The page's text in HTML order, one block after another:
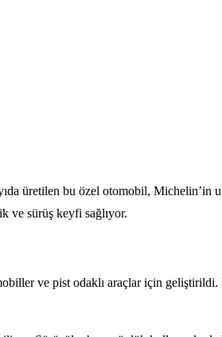
üretilen bu özel otomobil, Michelin’in
ve sürüş keyfi sağlıyor.
ve pist odaklı araçlar için